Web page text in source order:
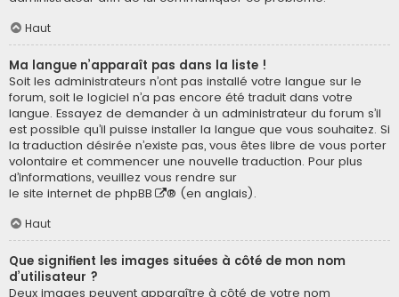
Haut
Ma langue n’apparaît pas dans la liste !
Soit les administrateurs n’ont pas installé votre langue sur le
forum, soit le logiciel n’a pas encore été traduit dans votre
langue. Essayez de demander à un administrateur du forum s’il
est possible qu’il puisse installer la langue que vous souhaitez. Si
la traduction désirée n’existe pas, vous êtes libre de vous porter
volontaire et commencer une nouvelle traduction. Pour plus
d’informations, veuillez vous rendre sur
le site internet de phpBB
® (en anglais).
Haut
Que signifient les images situées à côté de mon nom
d’utilisateur ?
Deux images peuvent apparaître à côté de votre nom